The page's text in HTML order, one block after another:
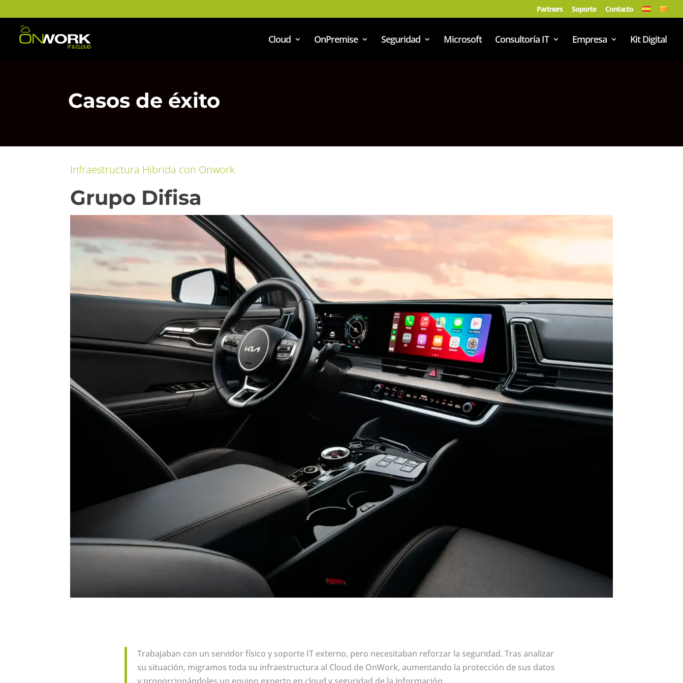
Partners Soporte Contacto
Cloud OnPremise Seguridad Microsoft Consultoría IT Empresa Kit Digital
Casos de éxito
Infraestructura Hibrida con Onwork
Grupo Difisa
Trabajaban con un servidor físico y soporte IT externo, pero necesitaban reforzar la seguridad. Tras analizar
su situación, migramos toda su infraestructura al Cloud de OnWork, aumentando la protección de sus datos